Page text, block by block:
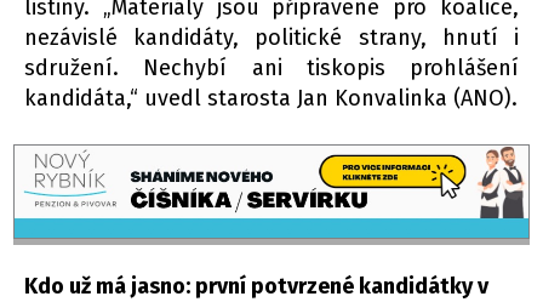
listiny. „Materiály jsou připravené pro koalice,
nezávislé kandidáty, politické strany, hnutí i
sdružení. Nechybí ani tiskopis prohlášení
kandidáta,“ uvedl starosta Jan Konvalinka (ANO).
Kdo už má jasno: první potvrzené kandidátky v